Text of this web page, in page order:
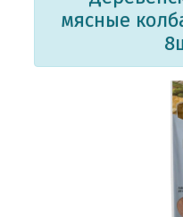
мясные